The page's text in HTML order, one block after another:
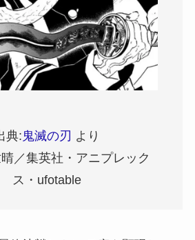
典: 鬼滅の刃 より
／集英社・アニプレック
ス・ufotable